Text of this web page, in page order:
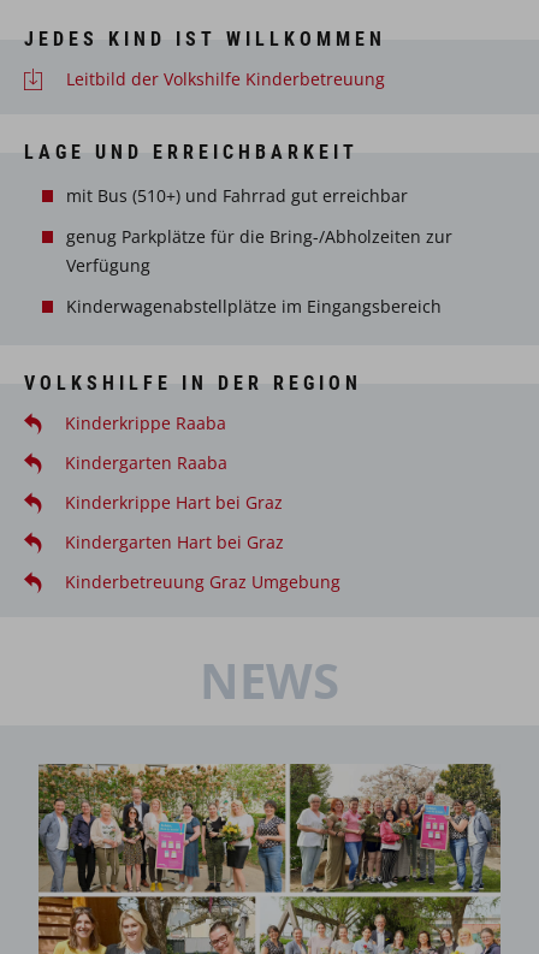
JEDES KIND IST WILLKOMMEN
Leitbild der Volkshilfe Kinderbetreuung
LAGE UND ERREICHBARKEIT
mit Bus (510+) und Fahrrad gut erreichbar
genug Parkplätze für die Bring-/Abholzeiten zur
Verfügung
Kinderwagenabstellplätze im Eingangsbereich
VOLKSHILFE IN DER REGION
Kinderkrippe Raaba
Kindergarten Raaba
Kinderkrippe Hart bei Graz
Kindergarten Hart bei Graz
Kinderbetreuung Graz Umgebung
NEWS